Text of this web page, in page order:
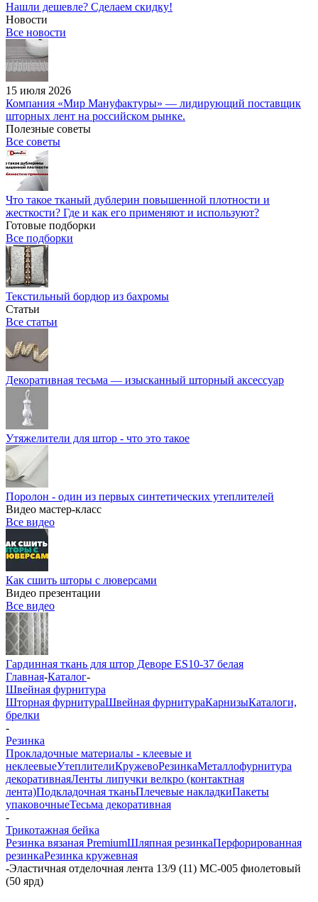
Нашли дешевле? Сделаем скидку!
Новости
Все новости
15 июля 2026
Компания «Мир Мануфактуры» — лидирующий поставщик
шторных лент на российском рынке.
Полезные советы
Все советы
Что такое тканый дублерин повышенной плотности и
жесткости? Где и как его применяют и используют?
Готовые подборки
Все подборки
Текстильный бордюр из бахромы
Статьи
Все статьи
Декоративная тесьма — изысканный шторный аксессуар
Утяжелители для штор - что это такое
Поролон - один из первых синтетических утеплителей
Видео мастер-класс
Все видео
Как сшить шторы с люверсами
Видео презентации
Все видео
Гардинная ткань для штор Деворе ES10-37 белая
Главная-Каталог-
Швейная фурнитура
Шторная фурнитураШвейная фурнитураКарнизыКаталоги,
брелки
-
Резинка
Прокладочные материалы - клеевые и
неклеевыеУтеплителиКружевоРезинкаМеталлофурнитура
декоративнаяЛенты липучки велкро (контактная
лента)Подкладочная тканьПлечевые накладкиПакеты
упаковочныеТесьма декоративная
-
Трикотажная бейка
Резинка вязаная PremiumШляпная резинкаПерфорированная
резинкаРезинка кружевная
-Эластичная отделочная лента 13/9 (11) MC-005 фиолетовый
(50 ярд)